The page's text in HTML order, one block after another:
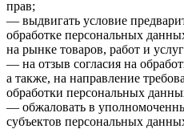
прав;
— выдвигать условие
обработке персональных
на рынке товаров, работ и
— на отзыв согласия на
а также, на направление
обработки персональных
— обжаловать в
субъектов персональных